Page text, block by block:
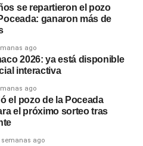
en
la plataforma ofrece el
24 meses y tasa fija, y el
, pensado para
plazo. Para el sector
permite acceder
se repartieron el pozo
ganaron más de
ago
2026: ya está disponible
interactiva
ago
el pozo de la Poceada
el próximo sorteo tras
semanas ago